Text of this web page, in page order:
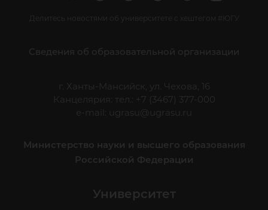
Делитесь новостями об университете с хештегом #ЮГУ
Сведения об образовательной организации
г. Ханты-Мансийск, ул. Чехова, 16
Канцелярия: тел.: +7 (3467) 377-000
e-mail:
ugrasu@ugrasu.ru
Министерство науки и высшего образования
Российской Федерации
Университет